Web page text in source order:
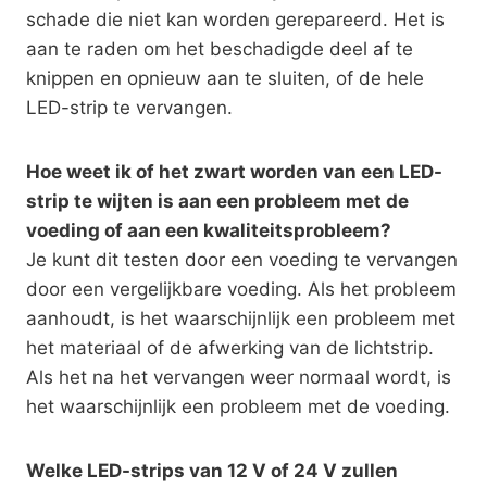
schade die niet kan worden gerepareerd. Het is
aan te raden om het beschadigde deel af te
knippen en opnieuw aan te sluiten, of de hele
LED-strip te vervangen.
Hoe weet ik of het zwart worden van een LED-
strip te wijten is aan een probleem met de
voeding of aan een kwaliteitsprobleem?
Je kunt dit testen door een voeding te vervangen
door een vergelijkbare voeding. Als het probleem
aanhoudt, is het waarschijnlijk een probleem met
het materiaal of de afwerking van de lichtstrip.
Als het na het vervangen weer normaal wordt, is
het waarschijnlijk een probleem met de voeding.
Welke LED-strips van 12 V of 24 V zullen